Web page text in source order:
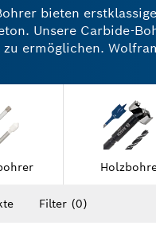
bieten
Unsere Carbide-
zu ermöglichen.
Bohrhämmer und
zu unseren
an, um beim
Filter (0)